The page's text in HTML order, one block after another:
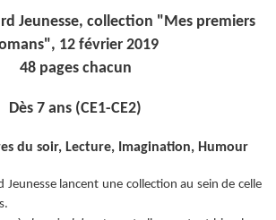
Jeunesse, collection "Mes premiers
12 février 2019
48 pages chacun
Dès 7 ans (CE1-CE2)
du soir, Lecture, Imagination, Humour
Jeunesse lancent une collection au sein de celle